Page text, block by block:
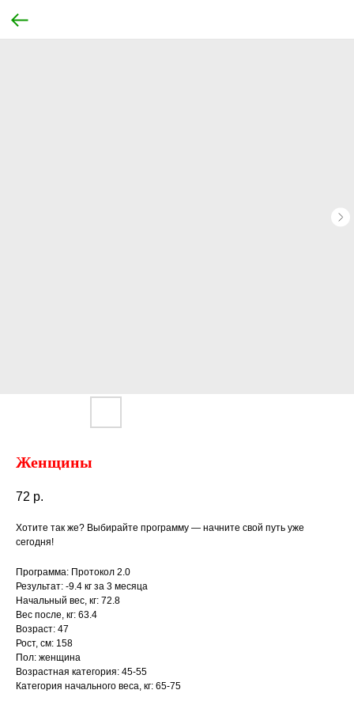
Женщины
72 р.
Хотите так же? Выбирайте программу — начните свой путь уже
сегодня!
Программа: Протокол 2.0
Результат: -9.4 кг за 3 месяца
Начальный вес, кг: 72.8
Вес после, кг: 63.4
Возраст: 47
Рост, см: 158
Пол: женщина
Возрастная категория: 45-55
Категория начального веса, кг: 65-75